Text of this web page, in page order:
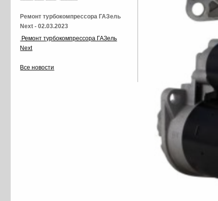
Ремонт турбокомпрессора ГАЗель
Next - 02.03.2023
Ремонт турбокомпрессора ГАЗель
Next
Все новости